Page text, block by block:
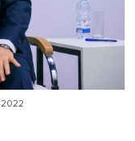
СПбПУ Алексей
платформу по
CML-BenchTM.
более 50
в размере 4 млрд